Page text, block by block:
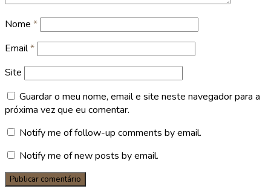
Nome *
Email*
Site
Guardar o meu nome, email e site neste navegador para a
próxima vez que eu comentar.
Notify me of follow-up comments by email.
Notify me of new posts by email.